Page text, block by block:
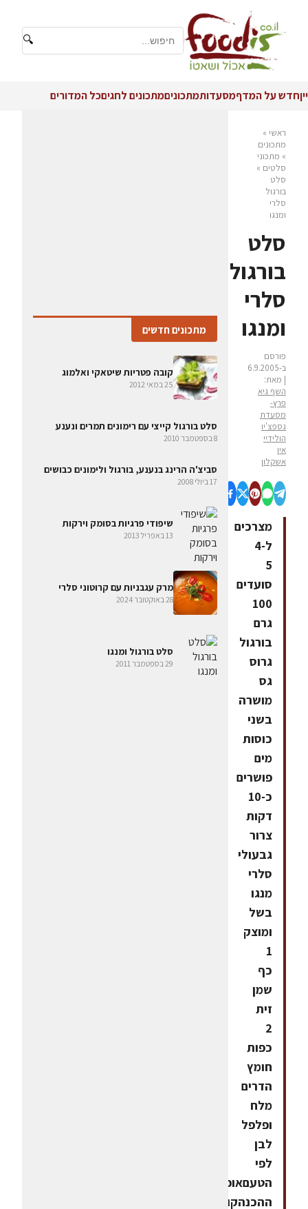
🔍
ייןחדש על המדףמסעדותמתכוניםמתכונים לחגיםכל המדורים
ראשי »
מתכונים
» מתכוני
סלטים »
סלט
בורגול
סלרי
ומנגו
סלט
בורגול
סלרי
ומנגו
פורסם
ב-6.9.2005
| מאת:
השף גיא
פרץ-
מסעדת
גספצ'יו
הולידיי
אין
אשקלון
מצרכים
ל4-
5
סועדים
100
גרם
בורגול
גרוס
גס
מושרה
בשני
כוסות
מים
פושרים
כ-10
דקות
צרור
גבעולי
סלרי
מנגו
בשל
ומוצק
1
כף
שמן
זית
2
כפות
חומץ
הדרים
מלח
ופלפל
לבן
לפי
הטעםאופן
ההכנהקוצצים
מתכונים חדשים
קובה פטריות שיטאקי ואלמוג
25 במאי 2012
סלט בורגול קייצי עם רימונים תמרים ונענע
8 בספטמבר 2010
סביצ'ה הרינג בנענע, בורגול ולימונים כבושים
17 ביולי 2008
שיפודי פרגיות בסומק וירקות
13 באפריל 2013
מרק עגבניות עם קרוטוני סלרי
28 באוקטובר 2024
סלט בורגול ומנגו
29 בספטמבר 2011